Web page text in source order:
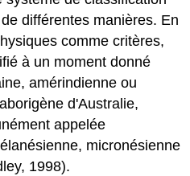
différentes manières. En
comme critères,
à un moment donné
amérindienne ou
d'Australie,
appelée
micronésienne
1998).